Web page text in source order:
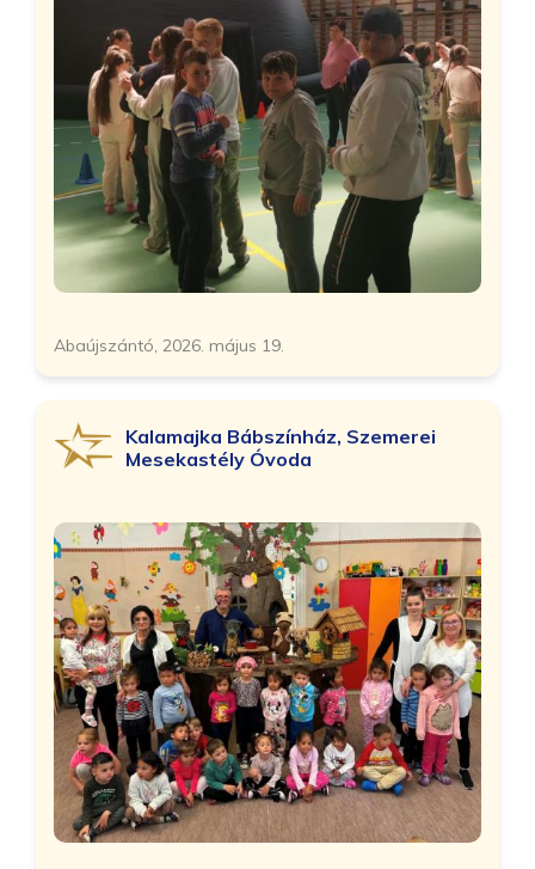
Abaújszántó, 2026. május 19.
Kalamajka Bábszínház, Szemerei
Mesekastély Óvoda